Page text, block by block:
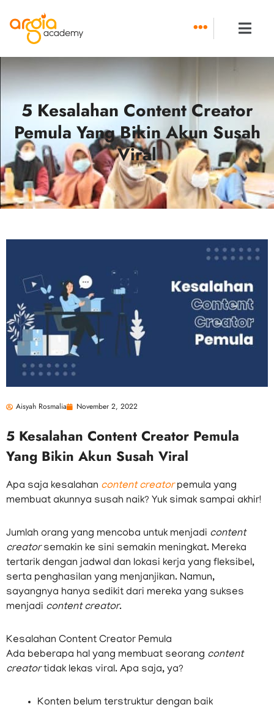
content
5 Kesalahan Content Creator
Pemula Yang Bikin Akun Susah
Viral
Aisyah Rosmalia November 2, 2022
5 Kesalahan Content Creator Pemula
Yang Bikin Akun Susah Viral
Apa saja kesalahan content creatorpemula yang
membuat akunnya susah naik? Yuk simak sampai akhir!
Jumlah orang yang mencoba untuk menjadi content
creatorsemakin ke sini semakin meningkat. Mereka
tertarik dengan jadwal dan lokasi kerja yang fleksibel,
serta penghasilan yang menjanjikan. Namun,
sayangnya hanya sedikit dari mereka yang sukses
menjadi content creator.
Kesalahan Content Creator Pemula
Ada beberapa hal yang membuat seorang content
creatortidak lekas viral. Apa saja, ya?
Konten belum terstruktur dengan baik